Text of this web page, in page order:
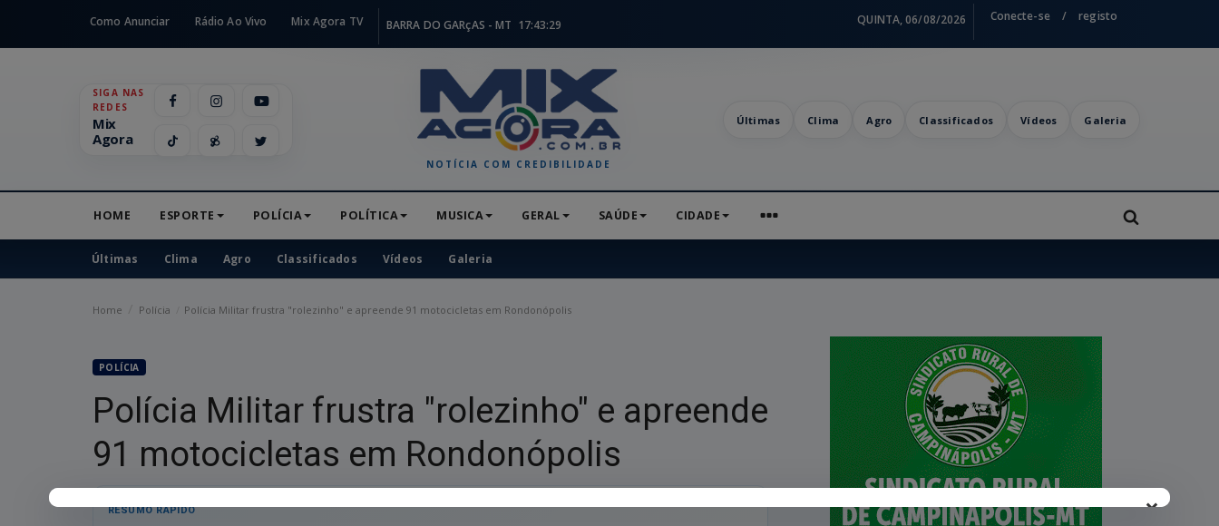
Como Anunciar Rádio Ao Vivo Mix Agora TV BARRA DO GARçAS - MT 17:43:30 QUINTA, 06/08/2026 Conecte-se / registo
SIGA NAS
REDES
Mix
Agora
NOTÍCIA COM CREDIBILIDADE
Últimas Clima Agro Classificados Vídeos Galeria
HOME ESPORTE POLÍCIA POLÍTICA MUSICA GERAL SAÚDE CIDADE
Últimas Clima Agro Classificados Vídeos Galeria
×
Home Polícia Polícia Militar frustra "rolezinho" e apreende 91 motocicletas em Rondonópolis
POLÍCIA
Polícia Militar frustra "rolezinho" e apreende
91 motocicletas em Rondonópolis
RESUMO RÁPIDO